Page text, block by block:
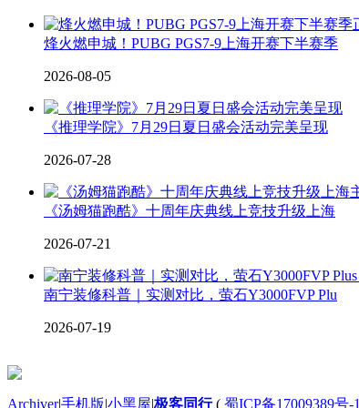
烽火燃申城！PUBG PGS7-9上海开赛下半赛季
2026-08-05
《推理学院》7月29日夏日盛会活动完美呈现
2026-07-28
《汤姆猫跑酷》十周年庆典线上竞技升级上海
2026-07-21
南宁装修科普｜实测对比，萤石Y3000FVP Plu
2026-07-19
Archiver|手机版|小黑屋|极客同行( 蜀ICP备17009389号-1